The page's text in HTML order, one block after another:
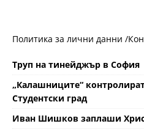
Политика за лични данни /
Труп на тинейджър в София
„Калашниците“
Студентски град
Иван Шишков заплаши